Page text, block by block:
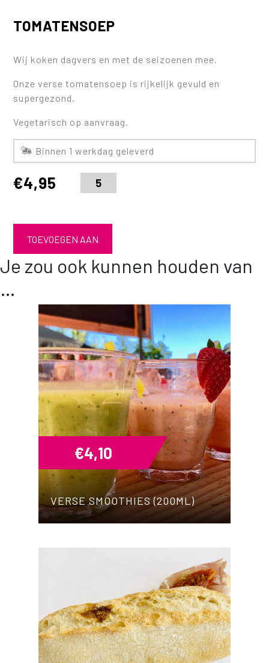
TOMATENSOEP
Wij koken dagvers en met de seizoenen mee.
Onze verse tomatensoep is rijkelijk gevuld en
supergezond.
Vegetarisch op aanvraag.
Binnen 1 werkdag geleverd
€4,95
TOEVOEGEN AAN
WINKELWAGEN
Je zou ook kunnen houden van
…
VERSE SMOOTHIES (200ML)
€4,10